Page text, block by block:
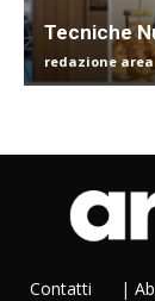
Tecniche
redazione area
Contatti |